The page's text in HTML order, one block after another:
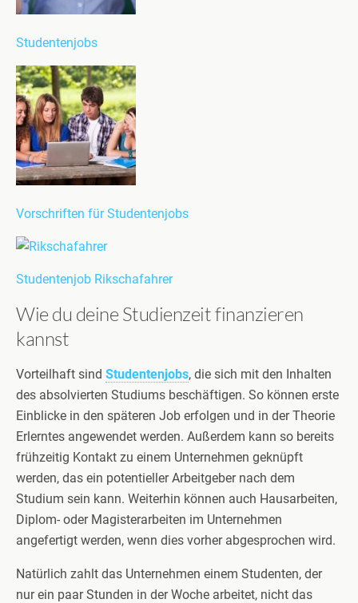
Studentenjobs
Vorschriften für Studentenjobs
Studentenjob Rikschafahrer
Wie du deine Studienzeit finanzieren
kannst
Vorteilhaft sind Studentenjobs, die sich mit den Inhalten
des absolvierten Studiums beschäftigen. So können erste
Einblicke in den späteren Job erfolgen und in der Theorie
Erlerntes angewendet werden. Außerdem kann so bereits
frühzeitig Kontakt zu einem Unternehmen geknüpft
werden, das ein potentieller Arbeitgeber nach dem
Studium sein kann. Weiterhin können auch Hausarbeiten,
Diplom- oder Magisterarbeiten im Unternehmen
angefertigt werden, wenn dies vorher abgesprochen wird.
Natürlich zahlt das Unternehmen einem Studenten, der
nur ein paar Stunden in der Woche arbeitet, nicht das